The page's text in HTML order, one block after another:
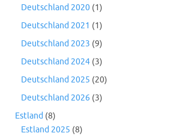
Deutschland 2020 (1)
Deutschland 2021 (1)
Deutschland 2023 (9)
Deutschland 2024 (3)
Deutschland 2025 (20)
Deutschland 2026 (3)
Estland (8)
Estland 2025 (8)